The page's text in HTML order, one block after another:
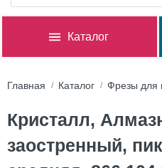
Каталог
Главная Каталог Фрезы для
Кристалл,
заостренный,